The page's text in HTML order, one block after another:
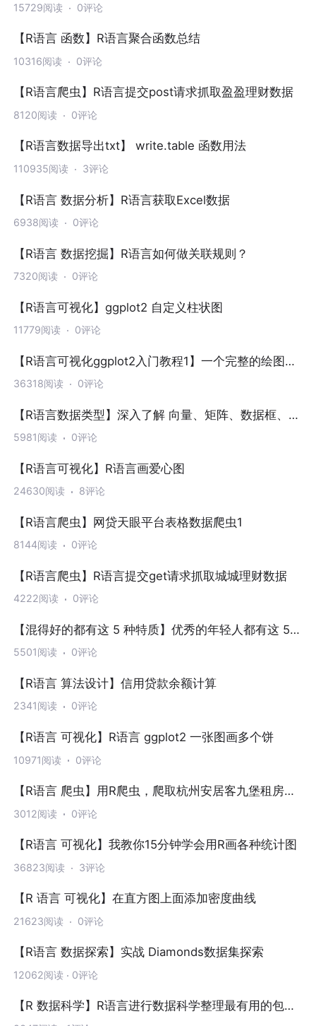
15729阅读 0评论
【R语言 函数】R语言聚合函数总结
10316阅读 0评论
【R语言爬虫】R语言提交post请求抓取盈盈理财数据
8120阅读 0评论
【R语言数据导出txt】 write.table 函数用法
110935阅读 3评论
【R语言 数据分析】R语言获取Excel数据
6938阅读 0评论
【R语言 数据挖掘】R语言如何做关联规则？
7320阅读 0评论
【R语言可视化】ggplot2 自定义柱状图
11779阅读 0评论
【R语言可视化ggplot2入门教程1】一个完整的绘图流
程
36318阅读 0评论
【R语言数据类型】深入了解 向量、矩阵、数据框、列
表
5981阅读 0评论
【R语言可视化】R语言画爱心图
24630阅读 8评论
【R语言爬虫】网贷天眼平台表格数据爬虫1
8144阅读 0评论
【R语言爬虫】R语言提交get请求抓取城城理财数据
4222阅读 0评论
【混得好的都有这 5 种特质】优秀的年轻人都有这 5
大特质
5501阅读 0评论
【R语言 算法设计】信用贷款余额计算
2341阅读 0评论
【R语言 可视化】R语言 ggplot2 一张图画多个饼
10971阅读 0评论
【R语言 爬虫】用R爬虫，爬取杭州安居客九堡租房信
息
3012阅读 0评论
【R语言 可视化】我教你15分钟学会用R画各种统计图
36823阅读 3评论
【R 语言 可视化】在直方图上面添加密度曲线
21623阅读 0评论
【R语言 数据探索】实战 Diamonds数据集探索
12062阅读 0评论
【R 数据科学】R语言进行数据科学整理最有用的包大